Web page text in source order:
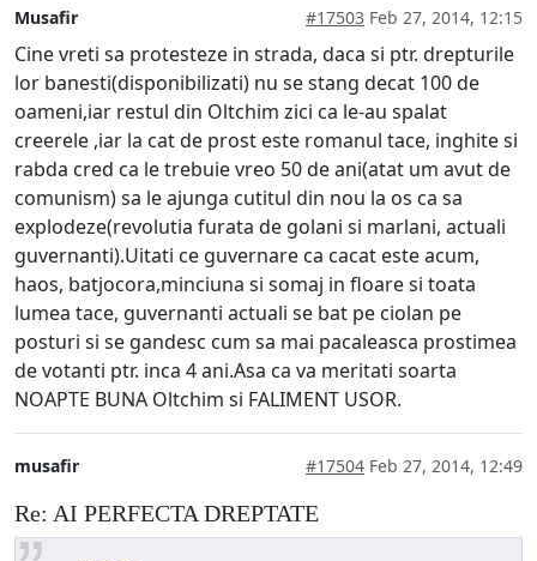
Musafir #17503 Feb 27, 2014, 12:15
Cine vreti sa protesteze in strada, daca si ptr. drepturile
lor banesti(disponibilizati) nu se stang decat 100 de
oameni,iar restul din Oltchim zici ca le-au spalat
creerele ,iar la cat de prost este romanul tace, inghite si
rabda cred ca le trebuie vreo 50 de ani(atat um avut de
comunism) sa le ajunga cutitul din nou la os ca sa
explodeze(revolutia furata de golani si marlani, actuali
guvernanti).Uitati ce guvernare ca cacat este acum,
haos, batjocora,minciuna si somaj in floare si toata
lumea tace, guvernanti actuali se bat pe ciolan pe
posturi si se gandesc cum sa mai pacaleasca prostimea
de votanti ptr. inca 4 ani.Asa ca va meritati soarta
NOAPTE BUNA Oltchim si FALIMENT USOR.
musafir #17504 Feb 27, 2014, 12:49
Re: AI PERFECTA DREPTATE